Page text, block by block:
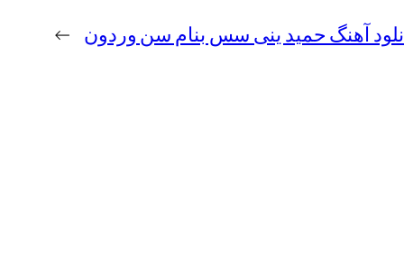
آهنگ حمید ینی سس بنام سن وردون →